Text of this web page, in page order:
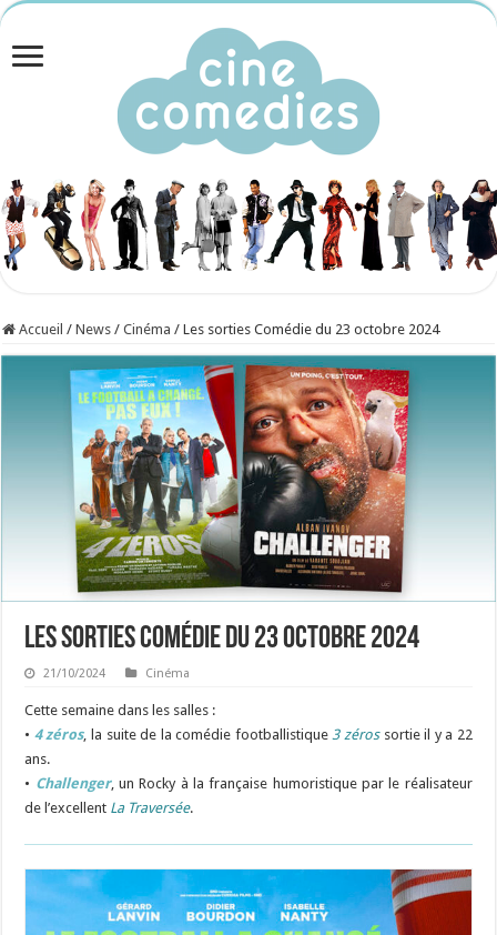
Accueil / News / Cinéma / Les sorties Comédie du 23 octobre 2024
Les sorties Comédie du 23 octobre 2024
21/10/2024 Cinéma
Cette semaine dans les salles :
• 4 zéros, la suite de la comédie footballistique3 zérossortie il y a 22
ans.
• Challenger, un Rocky à la française humoristique par le réalisateur
de l’excellent La Traversée.